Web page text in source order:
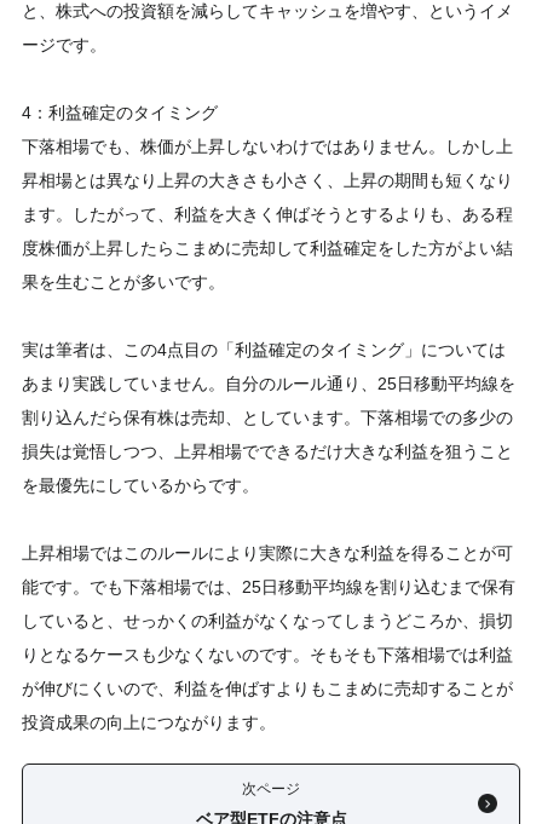
と、株式への投資額を減らしてキャッシュを増やす、というイメ
ージです。
4：利益確定のタイミング
下落相場でも、株価が上昇しないわけではありません。しかし上
昇相場とは異なり上昇の大きさも小さく、上昇の期間も短くなり
ます。したがって、利益を大きく伸ばそうとするよりも、ある程
度株価が上昇したらこまめに売却して利益確定をした方がよい結
果を生むことが多いです。
実は筆者は、この4点目の「利益確定のタイミング」については
あまり実践していません。自分のルール通り、25日移動平均線を
割り込んだら保有株は売却、としています。下落相場での多少の
損失は覚悟しつつ、上昇相場でできるだけ大きな利益を狙うこと
を最優先にしているからです。
上昇相場ではこのルールにより実際に大きな利益を得ることが可
能です。でも下落相場では、25日移動平均線を割り込むまで保有
していると、せっかくの利益がなくなってしまうどころか、損切
りとなるケースも少なくないのです。そもそも下落相場では利益
が伸びにくいので、利益を伸ばすよりもこまめに売却することが
投資成果の向上につながります。
次ページ
ベア型ETFの注意点